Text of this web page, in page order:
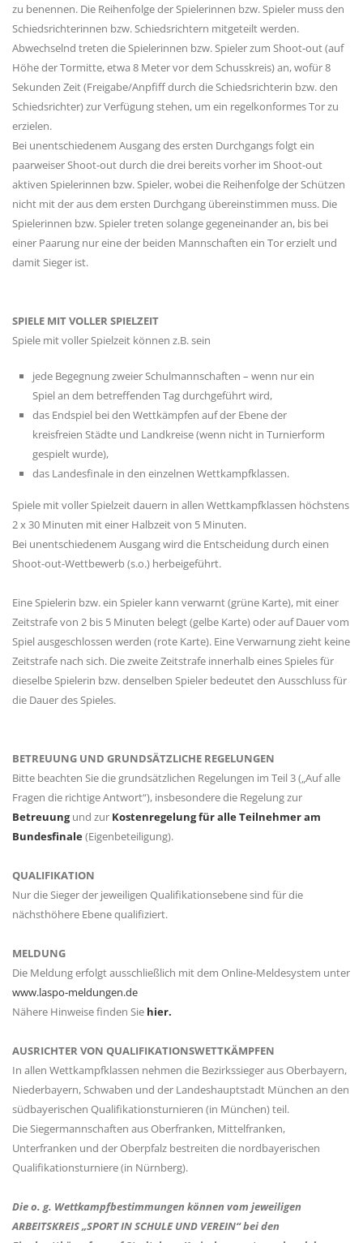
zu benennen. Die Reihenfolge der Spielerinnen bzw. Spieler muss den
Schiedsrichterinnen bzw. Schiedsrichtern mitgeteilt werden.
Abwechselnd treten die Spielerinnen bzw. Spieler zum Shoot-out (auf
Höhe der Tormitte, etwa 8 Meter vor dem Schusskreis) an, wofür 8
Sekunden Zeit (Freigabe/Anpfiff durch die Schiedsrichterin bzw. den
Schiedsrichter) zur Verfügung stehen, um ein regelkonformes Tor zu
erzielen.
Bei unentschiedenem Ausgang des ersten Durchgangs folgt ein
paarweiser Shoot-out durch die drei bereits vorher im Shoot-out
aktiven Spielerinnen bzw. Spieler, wobei die Reihenfolge der Schützen
nicht mit der aus dem ersten Durchgang übereinstimmen muss. Die
Spielerinnen bzw. Spieler treten solange gegeneinander an, bis bei
einer Paarung nur eine der beiden Mannschaften ein Tor erzielt und
damit Sieger ist.
SPIELE MIT VOLLER SPIELZEIT
Spiele mit voller Spielzeit können z.B. sein
jede Begegnung zweier Schulmannschaften – wenn nur ein
Spiel an dem betreffenden Tag durchgeführt wird,
das Endspiel bei den Wettkämpfen auf der Ebene der
kreisfreien Städte und Landkreise (wenn nicht in Turnierform
gespielt wurde),
das Landesfinale in den einzelnen Wettkampfklassen.
Spiele mit voller Spielzeit dauern in allen Wettkampfklassen höchstens
2 x 30 Minuten mit einer Halbzeit von 5 Minuten.
Bei unentschiedenem Ausgang wird die Entscheidung durch einen
Shoot-out-Wettbewerb (s.o.) herbeigeführt.
Eine Spielerin bzw. ein Spieler kann verwarnt (grüne Karte), mit einer
Zeitstrafe von 2 bis 5 Minuten belegt (gelbe Karte) oder auf Dauer vom
Spiel ausgeschlossen werden (rote Karte). Eine Verwarnung zieht keine
Zeitstrafe nach sich. Die zweite Zeitstrafe innerhalb eines Spieles für
dieselbe Spielerin bzw. denselben Spieler bedeutet den Ausschluss für
die Dauer des Spieles.
BETREUUNG UND GRUNDSÄTZLICHE REGELUNGEN
Bitte beachten Sie die grundsätzlichen Regelungen im Teil 3 („Auf alle
Fragen die richtige Antwort“), insbesondere die Regelung zur
Betreuungund zur Kostenregelung für alle Teilnehmer am
Bundesfinale(Eigenbeteiligung).
QUALIFIKATION
Nur die Sieger der jeweiligen Qualifikationsebene sind für die
nächsthöhere Ebene qualifiziert.
MELDUNG
Die Meldung erfolgt ausschließlich mit dem Online-Meldesystem unter
www.laspo-meldungen.de
Nähere Hinweise finden Sie hier.
AUSRICHTER VON QUALIFIKATIONSWETTKÄMPFEN
In allen Wettkampfklassen nehmen die Bezirkssieger aus Oberbayern,
Niederbayern, Schwaben und der Landeshauptstadt München an den
südbayerischen Qualifikationsturnieren (in München) teil.
Die Siegermannschaften aus Oberfranken, Mittelfranken,
Unterfranken und der Oberpfalz bestreiten die nordbayerischen
Qualifikationsturniere (in Nürnberg).
Die o. g. Wettkampfbestimmungen können vom jeweiligen
ARBEITSKREIS „SPORT IN SCHULE UND VEREIN“ bei den